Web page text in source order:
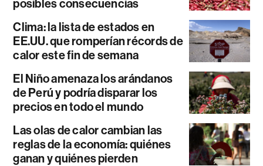
posibles consecuencias
Clima: la lista de estados en
EE.UU. que romperían récords de
calor este fin de semana
El Niño amenaza los arándanos
de Perú y podría disparar los
precios en todo el mundo
Las olas de calor cambian las
reglas de la economía: quiénes
ganan y quiénes pierden